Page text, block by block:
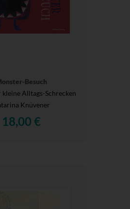
Besuch
kleine Alltags-Schrecken
Knüvener
18,00 €